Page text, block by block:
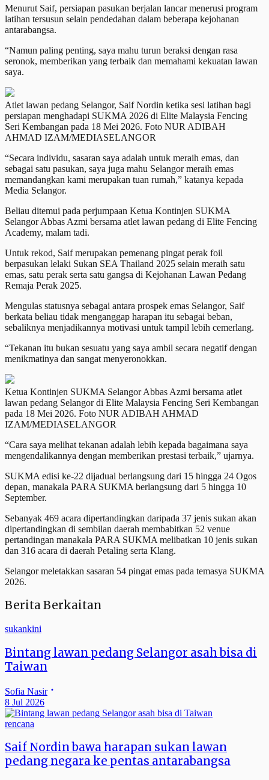
Menurut Saif, persiapan pasukan berjalan lancar menerusi program
latihan tersusun selain pendedahan dalam beberapa kejohanan
antarabangsa.
“Namun paling penting, saya mahu turun beraksi dengan rasa
seronok, memberikan yang terbaik dan memahami kekuatan lawan
saya.
Atlet lawan pedang Selangor, Saif Nordin ketika sesi latihan bagi
persiapan menghadapi SUKMA 2026 di Elite Malaysia Fencing
Seri Kembangan pada 18 Mei 2026. Foto NUR ADIBAH
AHMAD IZAM/MEDIASELANGOR
“Secara individu, sasaran saya adalah untuk meraih emas, dan
sebagai satu pasukan, saya juga mahu Selangor meraih emas
memandangkan kami merupakan tuan rumah,” katanya kepada
Media Selangor.
Beliau ditemui pada perjumpaan Ketua Kontinjen SUKMA
Selangor Abbas Azmi bersama atlet lawan pedang di Elite Fencing
Academy, malam tadi.
Untuk rekod, Saif merupakan pemenang pingat perak foil
berpasukan lelaki Sukan SEA Thailand 2025 selain meraih satu
emas, satu perak serta satu gangsa di Kejohanan Lawan Pedang
Remaja Perak 2025.
Mengulas statusnya sebagai antara prospek emas Selangor, Saif
berkata beliau tidak menganggap harapan itu sebagai beban,
sebaliknya menjadikannya motivasi untuk tampil lebih cemerlang.
“Tekanan itu bukan sesuatu yang saya ambil secara negatif dengan
menikmatinya dan sangat menyeronokkan.
Ketua Kontinjen SUKMA Selangor Abbas Azmi bersama atlet
lawan pedang Selangor di Elite Malaysia Fencing Seri Kembangan
pada 18 Mei 2026. Foto NUR ADIBAH AHMAD
IZAM/MEDIASELANGOR
“Cara saya melihat tekanan adalah lebih kepada bagaimana saya
mengendalikannya dengan memberikan prestasi terbaik,” ujarnya.
SUKMA edisi ke-22 dijadual berlangsung dari 15 hingga 24 Ogos
depan, manakala PARA SUKMA berlangsung dari 5 hingga 10
September.
Sebanyak 469 acara dipertandingkan daripada 37 jenis sukan akan
dipertandingkan di sembilan daerah membabitkan 52 venue
pertandingan manakala PARA SUKMA melibatkan 10 jenis sukan
dan 316 acara di daerah Petaling serta Klang.
Selangor meletakkan sasaran 54 pingat emas pada temasya SUKMA
2026.
Berita Berkaitan
sukankini
Bintang lawan pedang Selangor asah bisa di
Taiwan
Sofia Nasir
8 Jul 2026
rencana
Saif Nordin bawa harapan sukan lawan
pedang negara ke pentas antarabangsa